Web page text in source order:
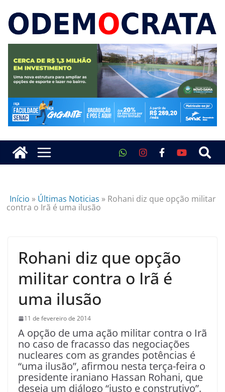
Início » Últimas Noticias » Rohani diz que opção militar
contra o Irã é uma ilusão
Rohani diz que opção
militar contra o Irã é
uma ilusão
11 de fevereiro de 2014
A opção de uma ação militar contra o Irã
no caso de fracasso das negociações
nucleares com as grandes potências é
“uma ilusão”, afirmou nesta terça-feira o
presidente iraniano Hassan Rohani, que
deseja um diálogo “justo e construtivo”.